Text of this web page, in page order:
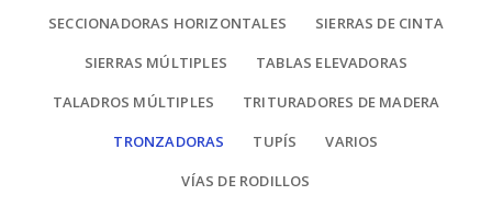
SECCIONADORAS HORIZONTALES SIERRAS DE CINTA
SIERRAS MÚLTIPLES TABLAS ELEVADORAS
TALADROS MÚLTIPLES TRITURADORES DE MADERA
TRONZADORAS TUPÍS VARIOS
VÍAS DE RODILLOS